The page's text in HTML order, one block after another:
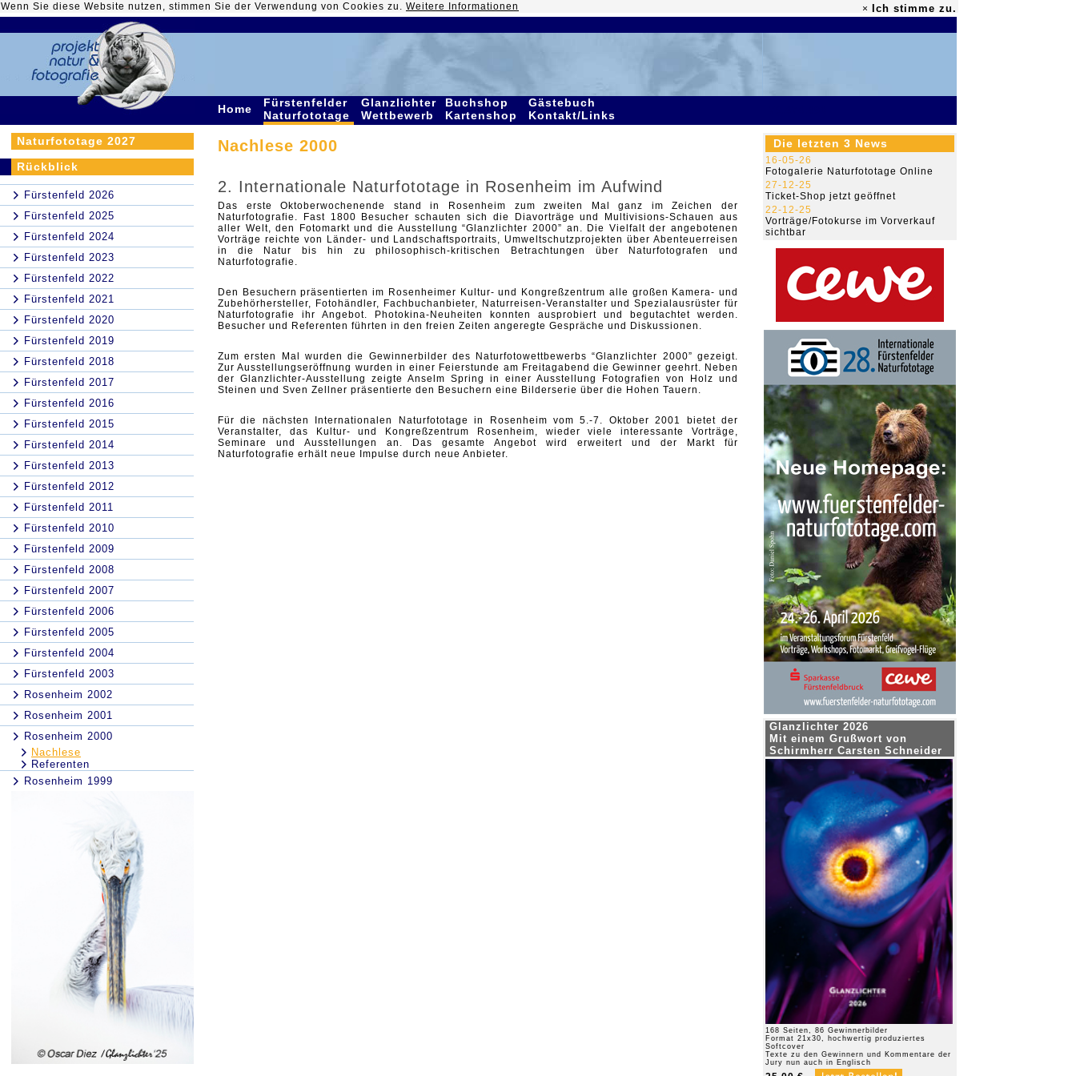
Wenn Sie diese Website nutzen, stimmen Sie der Verwendung von Cookies zu. Weitere Informationen × Ich stimme zu.
Home
Fürstenfelder
Naturfototage
Glanzlichter
Wettbewerb
Buchshop
Kartenshop
Gästebuch
Kontakt/Links
Naturfototage 2027
Rückblick
Fürstenfeld 2026
Fürstenfeld 2025
Fürstenfeld 2024
Fürstenfeld 2023
Fürstenfeld 2022
Fürstenfeld 2021
Fürstenfeld 2020
Fürstenfeld 2019
Fürstenfeld 2018
Fürstenfeld 2017
Fürstenfeld 2016
Fürstenfeld 2015
Fürstenfeld 2014
Fürstenfeld 2013
Fürstenfeld 2012
Fürstenfeld 2011
Fürstenfeld 2010
Fürstenfeld 2009
Fürstenfeld 2008
Fürstenfeld 2007
Fürstenfeld 2006
Fürstenfeld 2005
Fürstenfeld 2004
Fürstenfeld 2003
Rosenheim 2002
Rosenheim 2001
Rosenheim 2000
Nachlese
Referenten
Rosenheim 1999
Nachlese 2000
2. Internationale Naturfototage in Rosenheim im Aufwind
Das erste Oktoberwochenende stand in Rosenheim zum zweiten Mal ganz im Zeichen der
Naturfotografie. Fast 1800 Besucher schauten sich die Diavorträge und Multivisions-Schauen aus
aller Welt, den Fotomarkt und die Ausstellung “Glanzlichter 2000” an. Die Vielfalt der angebotenen
Vorträge reichte von Länder- und Landschaftsportraits, Umweltschutzprojekten über Abenteuerreisen
in die Natur bis hin zu philosophisch-kritischen Betrachtungen über Naturfotografen und
Naturfotografie.
Den Besuchern präsentierten im Rosenheimer Kultur- und Kongreßzentrum alle großen Kamera- und
Zubehörhersteller, Fotohändler, Fachbuchanbieter, Naturreisen-Veranstalter und Spezialausrüster für
Naturfotografie ihr Angebot. Photokina-Neuheiten konnten ausprobiert und begutachtet werden.
Besucher und Referenten führten in den freien Zeiten angeregte Gespräche und Diskussionen.
Zum ersten Mal wurden die Gewinnerbilder des Naturfotowettbewerbs “Glanzlichter 2000” gezeigt.
Zur Ausstellungseröffnung wurden in einer Feierstunde am Freitagabend die Gewinner geehrt. Neben
der Glanzlichter-Ausstellung zeigte Anselm Spring in einer Ausstellung Fotografien von Holz und
Steinen und Sven Zellner präsentierte den Besuchern eine Bilderserie über die Hohen Tauern.
Für die nächsten Internationalen Naturfototage in Rosenheim vom 5.-7. Oktober 2001 bietet der
Veranstalter, das Kultur- und Kongreßzentrum Rosenheim, wieder viele interessante Vorträge,
Seminare und Ausstellungen an. Das gesamte Angebot wird erweitert und der Markt für
Naturfotografie erhält neue Impulse durch neue Anbieter.
Die letzten 3 News
16-05-26
Fotogalerie Naturfototage Online
27-12-25
Ticket-Shop jetzt geöffnet
22-12-25
Vorträge/Fotokurse im Vorverkauf
sichtbar
Glanzlichter 2026
Mit einem Grußwort von
Schirmherr Carsten Schneider
168 Seiten, 86 Gewinnerbilder
Format 21x30, hochwertig produziertes
Softcover
Texte zu den Gewinnern und Kommentare der
Jury nun auch in Englisch